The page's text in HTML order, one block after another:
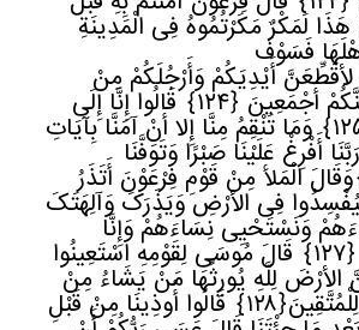
لَمَکْرٌ مَکَرْتُمُوهُ فِی الْمَدِینَةِ
فَسَوْفَ
لأقَطِّعَنَّ أَیْدِیَکُمْ وَأَرْجُلَکُمْ مِنْ
أَجْمَعِینَ﴿١٢٤﴾ قَالُوا إِنَّا إِلَى
وَمَا تَنْقِمُ مِنَّا إِلا أَنْ آمَنَّا بِآیَاتِ
أَفْرِغْ عَلَیْنَا صَبْرًا وَتَوَفَّنَا
وَقَالَ الْمَلأ مِنْ قَوْمِ فِرْعَوْنَ أَتَذَرُ
فِی الأرْضِ وَیَذَرَکَ وَآلِهَتَکَ
وَنَسْتَحْیِی نِسَاءَهُمْ وَإِنَّا
﴿١٢٧﴾ قَالَ مُوسَى لِقَوْمِهِ اسْتَعِینُوا
الأرْضَ لِلَّهِ یُورِثُهَا مَنْ یَشَاءُ مِنْ
﴿١٢٨﴾ قَالُوا أُوذِینَا مِنْ قَبْلِ